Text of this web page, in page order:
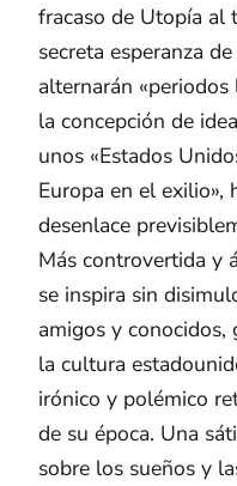
fracaso de Utopía al
secreta esperanza
alternarán
la concepción de
unos «Estados
Europa en el exilio»,
desenlace
Más controvertida y
se inspira sin
amigos y conocidos,
la cultura
irónico y polémico
de su época. Una
sobre los sueños y